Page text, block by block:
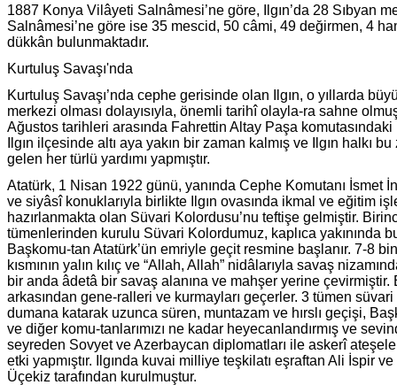
1887 Konya Vilâyeti Salnâmesi’ne göre, Ilgın’da 28 Sıbyan
Salnâmesi’ne göre ise 35 mescid, 50 câmi, 49 değirmen, 4
dükkân bulunmaktadır.
Kurtuluş Savaşı'nda
Kurtuluş Savaşı’nda cephe gerisinde olan Ilgın, o yıllarda
merkezi olması dolayısıyla, önemli tarihî olayla-ra sahne
Ağustos tarihleri arasında Fahrettin Altay Paşa
Ilgın ilçesinde altı aya yakın bir zaman kalmış ve Ilgın halkı
gelen her türlü yardımı yapmıştır.
Atatürk, 1 Nisan 1922 günü, yanında Cephe Komutanı İsmet
ve siyâsî konuklarıyla birlikte Ilgın ovasında ikmal ve eğitim
hazırlanmakta olan Süvari Kolordusu’nu teftişe gelmiştir.
tümenlerinden kurulu Süvari Kolordumuz, kaplıca yakınında
Başkomu-tan Atatürk’ün emriyle geçit resmine başlanır. 7-8 bin
kısmının yalın kılıç ve “Allah, Allah” nidâlarıyla savaş
bir anda âdetâ bir savaş alanına ve mahşer yerine
arkasından gene-ralleri ve kurmayları geçerler. 3 tümen
dumana katarak uzunca süren, muntazam ve hırslı geçişi,
ve diğer komu-tanlarımızı ne kadar heyecanlandırmış ve
seyreden Sovyet ve Azerbaycan diplomatları ile askerî
etki yapmıştır. Ilgında kuvai milliye teşkilatı eşraftan Ali İspir
Üçekiz tarafından kurulmuştur.